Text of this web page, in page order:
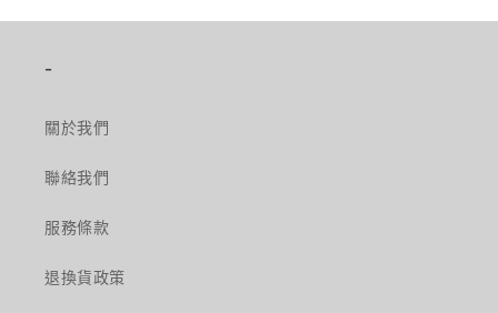
-
關於我們
聯絡我們
服務條款
退換貨政策